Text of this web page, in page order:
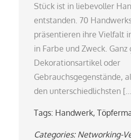
Stück ist in liebevoller
entstanden. 70
präsentieren ihre Vielfalt
in Farbe und Zweck. Ganz
Dekorationsartikel oder
Gebrauchsgegenstände,
den unterschiedlichsten
Tags: Handwerk,
Categories: Networking-